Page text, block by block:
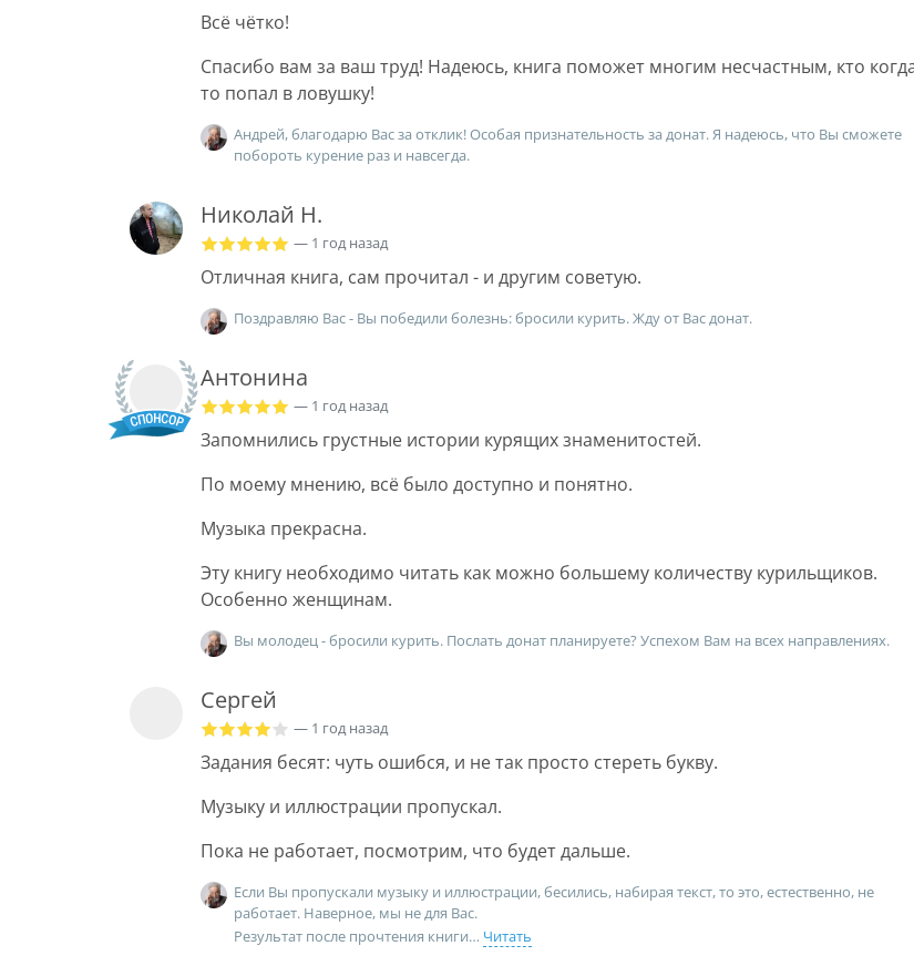
Всё чётко!
Спасибо вам за ваш труд! Надеюсь, книга поможет многим несчастным, кто
то попал в ловушку!
Андрей, благодарю Вас за отклик! Особая признательность за донат. Я надеюсь, что Вы сможете
побороть курение раз и навсегда.
Николай Н.
— 1 год назад
Отличная книга, сам прочитал - и другим советую.
Поздравляю Вас - Вы победили болезнь: бросили курить. Жду от Вас донат.
Антонина
— 1 год назад
Запомнились грустные истории курящих знаменитостей.
По моему мнению, всё было доступно и понятно.
Музыка прекрасна.
Эту книгу необходимо читать как можно большему количеству курильщиков.
Особенно женщинам.
Вы молодец - бросили курить. Послать донат планируете? Успехом Вам на всех направлениях.
Сергей
— 1 год назад
Задания бесят: чуть ошибся, и не так просто стереть букву.
Музыку и иллюстрации пропускал.
Пока не работает, посмотрим, что будет дальше.
Если Вы пропускали музыку и иллюстрации, бесились, набирая текст, то это, естественно, не
работает. Наверное, мы не для Вас.
Результат после прочтения книги
Читать